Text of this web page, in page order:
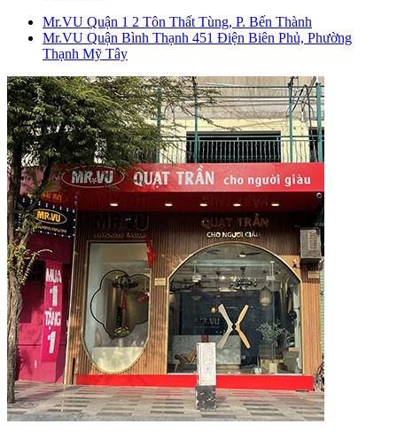
Mr.VU Quận 1 2 Tôn Thất Tùng, P. Bến Thành
Mr.VU Quận Bình Thạnh 451 Điện Biên Phủ, Phường
Thạnh Mỹ Tây